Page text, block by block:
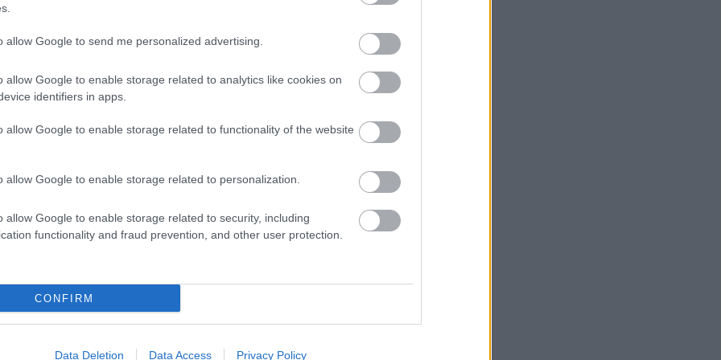
allow Google to send me personalized advertising.
allow Google to enable storage related to analytics like cookies on
identifiers in apps.
allow Google to enable storage related to functionality of the website
allow Google to enable storage related to personalization.
allow Google to enable storage related to security, including
functionality and fraud prevention, and other user protection.
CONFIRM
Data Deletion Data Access Privacy Policy
στο χώρο, εκτός από ένα παιδί, που είναι το «απολωλός πρόβατο».
φύλλο εδάφους ή ένα κομμάτι νάιλον 2 x
από πριν τα παιδιά, με σύνθετη διαμόρφωση
το οποίο μπορεί να είναι ένα δέντρο, ένας στύλος,